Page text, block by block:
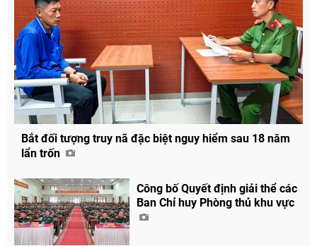
Bắt đối tượng truy nã đặc biệt nguy hiểm sau 18 năm
lẩn trốn
Công bố Quyết định giải thể các
Ban Chỉ huy Phòng thủ khu vực